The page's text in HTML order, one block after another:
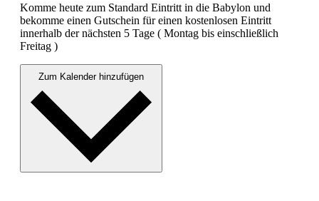
Komme heute zum Standard Eintritt in die Babylon und
bekomme einen Gutschein für einen kostenlosen Eintritt
innerhalb der nächsten 5 Tage ( Montag bis einschließlich
Freitag )